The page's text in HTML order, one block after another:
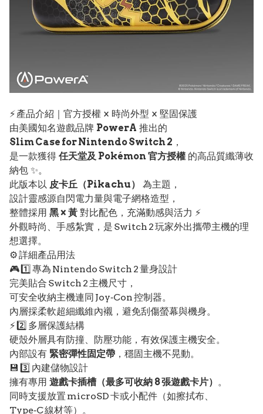
⚡ 產品介紹｜官方授權 × 時尚外型 × 堅固保護
由美國知名遊戲品牌 PowerA 推出的
Slim Case for Nintendo Switch 2 ，
是一款獲得 任天堂及 Pokémon 官方授權 的高品質纖薄收
納包 ✨。
此版本以 皮卡丘（Pikachu）
為主題，
設計靈感源自閃電力量與電子網格造型，
整體採用 黑 × 黃 對比配色，充滿動感與活力 ⚡
外觀時尚、手感紮實，是 Switch 2 玩家外出攜帶主機的理
想選擇。
⚙️ 詳細產品用法
🎮 1️⃣ 專為 Nintendo Switch 2 量身設計
完美貼合 Switch 2 主機尺寸，
可安全收納主機連同 Joy‑Con 控制器。
內層採柔軟超細纖維內襯，避免刮傷螢幕與機身。
⚡ 2️⃣ 多層保護結構
硬殼外層具有防撞、防壓功能，有效保護主機安全。
內部設有 緊密彈性固定帶 ，穩固主機不晃動。
💾 3️⃣ 內建儲物設計
擁有專用 遊戲卡插槽（最多可收納 8 張遊戲卡片） 。
同時支援放置 microSD 卡或小配件（如擦拭布、
Type‑C 線材等）。